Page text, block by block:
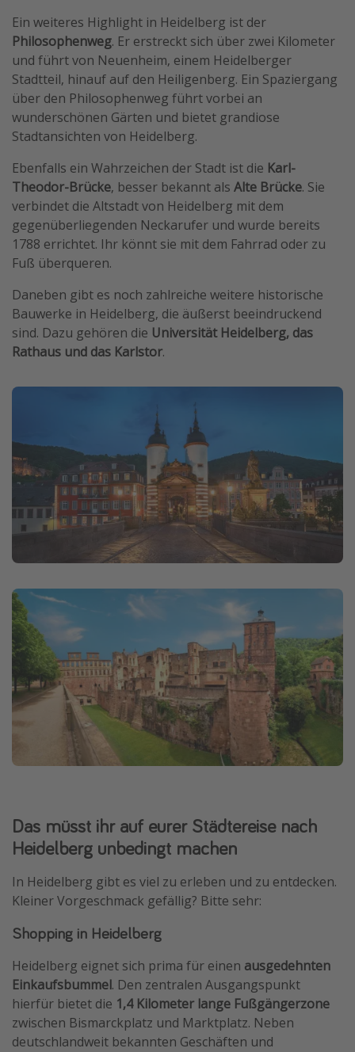
Ein weiteres Highlight in Heidelberg ist der
Philosophenweg. Er erstreckt sich über zwei Kilometer
und führt von Neuenheim, einem Heidelberger
Stadtteil, hinauf auf den Heiligenberg. Ein Spaziergang
über den Philosophenweg führt vorbei an
wunderschönen Gärten und bietet grandiose
Stadtansichten von Heidelberg.
Ebenfalls ein Wahrzeichen der Stadt ist die Karl-
Theodor-Brücke, besser bekannt als Alte Brücke. Sie
verbindet die Altstadt von Heidelberg mit dem
gegenüberliegenden Neckarufer und wurde bereits
1788 errichtet. Ihr könnt sie mit dem Fahrrad oder zu
Fuß überqueren.
Daneben gibt es noch zahlreiche weitere historische
Bauwerke in Heidelberg, die äußerst beeindruckend
sind. Dazu gehören die Universität Heidelberg, das
Rathaus und das Karlstor.
Das müsst ihr auf eurer Städtereise nach
Heidelberg unbedingt machen
In Heidelberg gibt es viel zu erleben und zu entdecken.
Kleiner Vorgeschmack gefällig? Bitte sehr:
Shopping in Heidelberg
Heidelberg eignet sich prima für einen ausgedehnten
Einkaufsbummel. Den zentralen Ausgangspunkt
hierfür bietet die 1,4 Kilometer lange Fußgängerzone
zwischen Bismarckplatz und Marktplatz. Neben
deutschlandweit bekannten Geschäften und